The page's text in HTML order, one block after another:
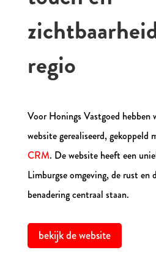
regio
Voor Honings Vastgoed hebben
website gerealiseerd, gekoppeld
CRM. De website heeft een
Limburgse omgeving, de rust en
benadering centraal staan.
bekijk de website